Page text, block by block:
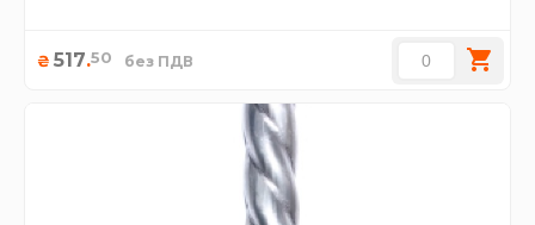
₴ 517.50 без ПДВ